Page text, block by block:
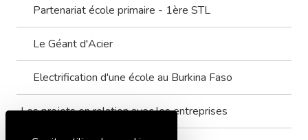
Partenariat école primaire - 1ère STL
Le Géant d'Acier
Electrification d'une école au Burkina Faso
Les projets en relation avec les entreprises